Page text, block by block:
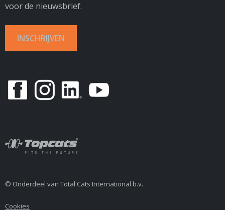
voor de nieuwsbrief.
INSCHRIJVEN
© Onderdeel van Total Cats International b.v.
Cookies